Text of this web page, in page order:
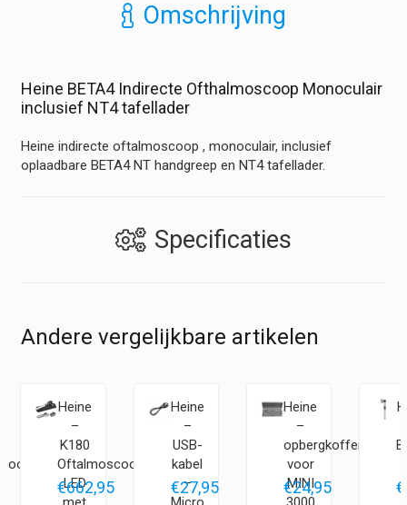
hoeveelheid
Omschrijving
Heine BETA4 Indirecte Ofthalmoscoop Monoculair
inclusief NT4 tafellader
Heine indirecte oftalmoscoop , monoculair, inclusief
oplaadbare BETA4 NT handgreep en NT4 tafellader.
Specificaties
Andere vergelijkbare artikelen
Heine
–
K180
Oftalmoscoop
LED
€662,95
Heine
–
USB-
kabel
–
€27,95
Heine
–
opbergkoffer
voor
MINI
€24,95 €